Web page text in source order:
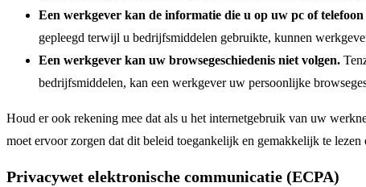
Een werkgever kan de informatie die u op uw pc of
gepleegd terwijl u bedrijfsmiddelen gebruikte, kunnen
Een werkgever kan uw browsegeschiedenis niet volgen.
bedrijfsmiddelen, kan een werkgever uw persoonlijke
Houd er ook rekening mee dat als u het internetgebruik van uw
moet ervoor zorgen dat dit beleid toegankelijk en gemakkelijk te
Privacywet elektronische communicatie (ECPA)